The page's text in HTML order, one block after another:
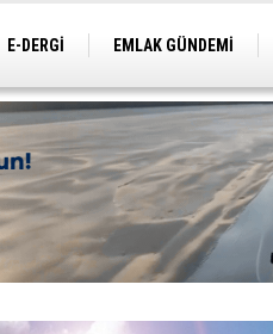
E-DERGİ EMLAK GÜNDEMİ